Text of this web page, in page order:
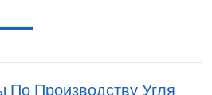
Производству Угля